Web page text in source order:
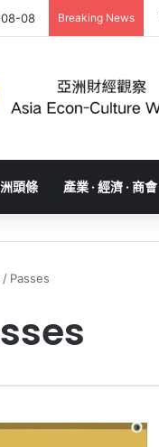
08 Breaking News
頭條 產業 · 經濟 · 商會
/ Passes